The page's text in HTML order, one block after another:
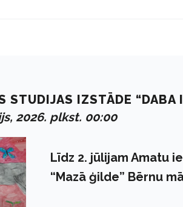
STUDIJAS IZSTĀDE “DABA
2026. plkst. 00:00
Līdz 2. jūlijam Amatu
“Mazā ģilde” Bērnu